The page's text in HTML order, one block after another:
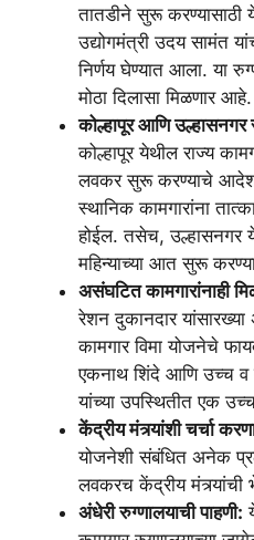
तातडीने सुरू करण्यासाठी
उद्योगमंत्री उदय सामंत
निर्णय घेण्यात आला. या
मोठा दिलासा मिळणार आहे.
कोल्हापूर आणि
कोल्हापूर येथील राज्य
लवकर सुरू करण्याचे
स्थानिक कामगारांना
होईल. तसेच, उल्हासनगर
महिन्याच्या आत सुरू
असंघटित कामगारांनाही
रेशन दुकानदार यांसारख्या
कामगार विमा योजनेचे
एकनाथ शिंदे आणि उच्च व
यांच्या उपस्थितीत एक
केंद्रीय मंत्र्यांशी चर्चा
योजनेशी संबंधित अनेक
लवकरच केंद्रीय
अंधेरी रुग्णालयाची पाहणी: